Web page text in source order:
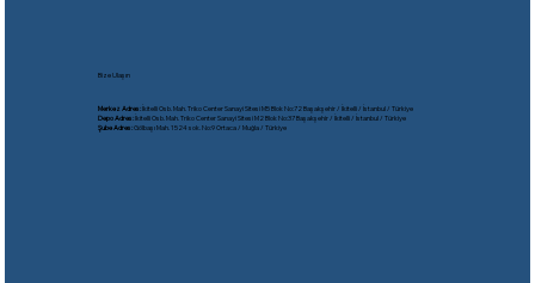
Bize Ulaşın
Merkez Adres:İkitelli Osb. Mah. Triko Center Sanayi Sitesi M5 Blok No:72 Başakşehir / İkitelli / İstanbul / Türkiye
Depo Adres:İkitelli Osb. Mah. Triko Center Sanayi Sitesi M2 Blok No:37 Başakşehir / İkitelli / İstanbul / Türkiye
Şube Adres:Gölbaşı Mah. 1524 sok. No:9 Ortaca / Muğla / Türkiye